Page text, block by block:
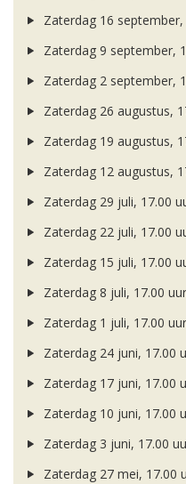
Zaterdag 16 september,
Zaterdag 9 september,
Zaterdag 2 september,
Zaterdag 26 augustus,
Zaterdag 19 augustus,
Zaterdag 12 augustus,
Zaterdag 29 juli, 17.00
Zaterdag 22 juli, 17.00
Zaterdag 15 juli, 17.00
Zaterdag 8 juli, 17.00 uur
Zaterdag 1 juli, 17.00 uur
Zaterdag 24 juni, 17.00
Zaterdag 17 juni, 17.00
Zaterdag 10 juni, 17.00
Zaterdag 3 juni, 17.00
Zaterdag 27 mei, 17.00